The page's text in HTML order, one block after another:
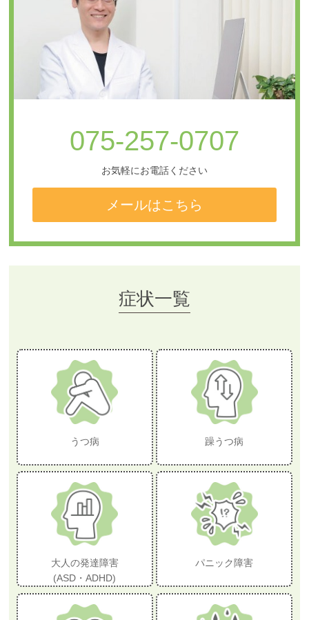
075-257-0707
お気軽にお電話ください
メールはこちら
症状一覧
うつ病 躁うつ病
大人の発達障害
(ASD・ADHD)
パニック障害